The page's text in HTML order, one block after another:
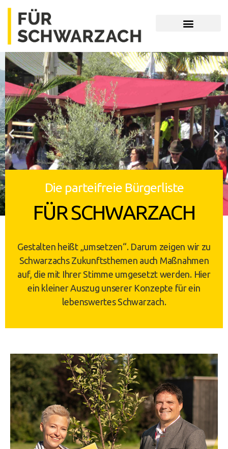
Die parteifreie Bürgerliste
FÜR SCHWARZACH
Gestalten heißt „umsetzen“. Darum zeigen wir zu
Schwarzachs Zukunftsthemen auch Maßnahmen
auf, die mit Ihrer Stimme umgesetzt werden. Hier
ein kleiner Auszug unserer Konzepte für ein
lebenswertes Schwarzach.